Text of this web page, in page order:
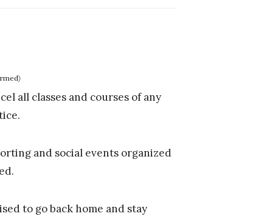
all classes and courses of any
and social events organized
to go back home and stay